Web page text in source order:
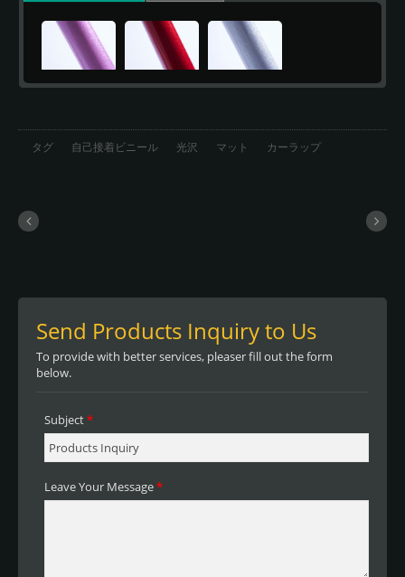
タグ 自己接着ビニール 光沢 マット カーラップ